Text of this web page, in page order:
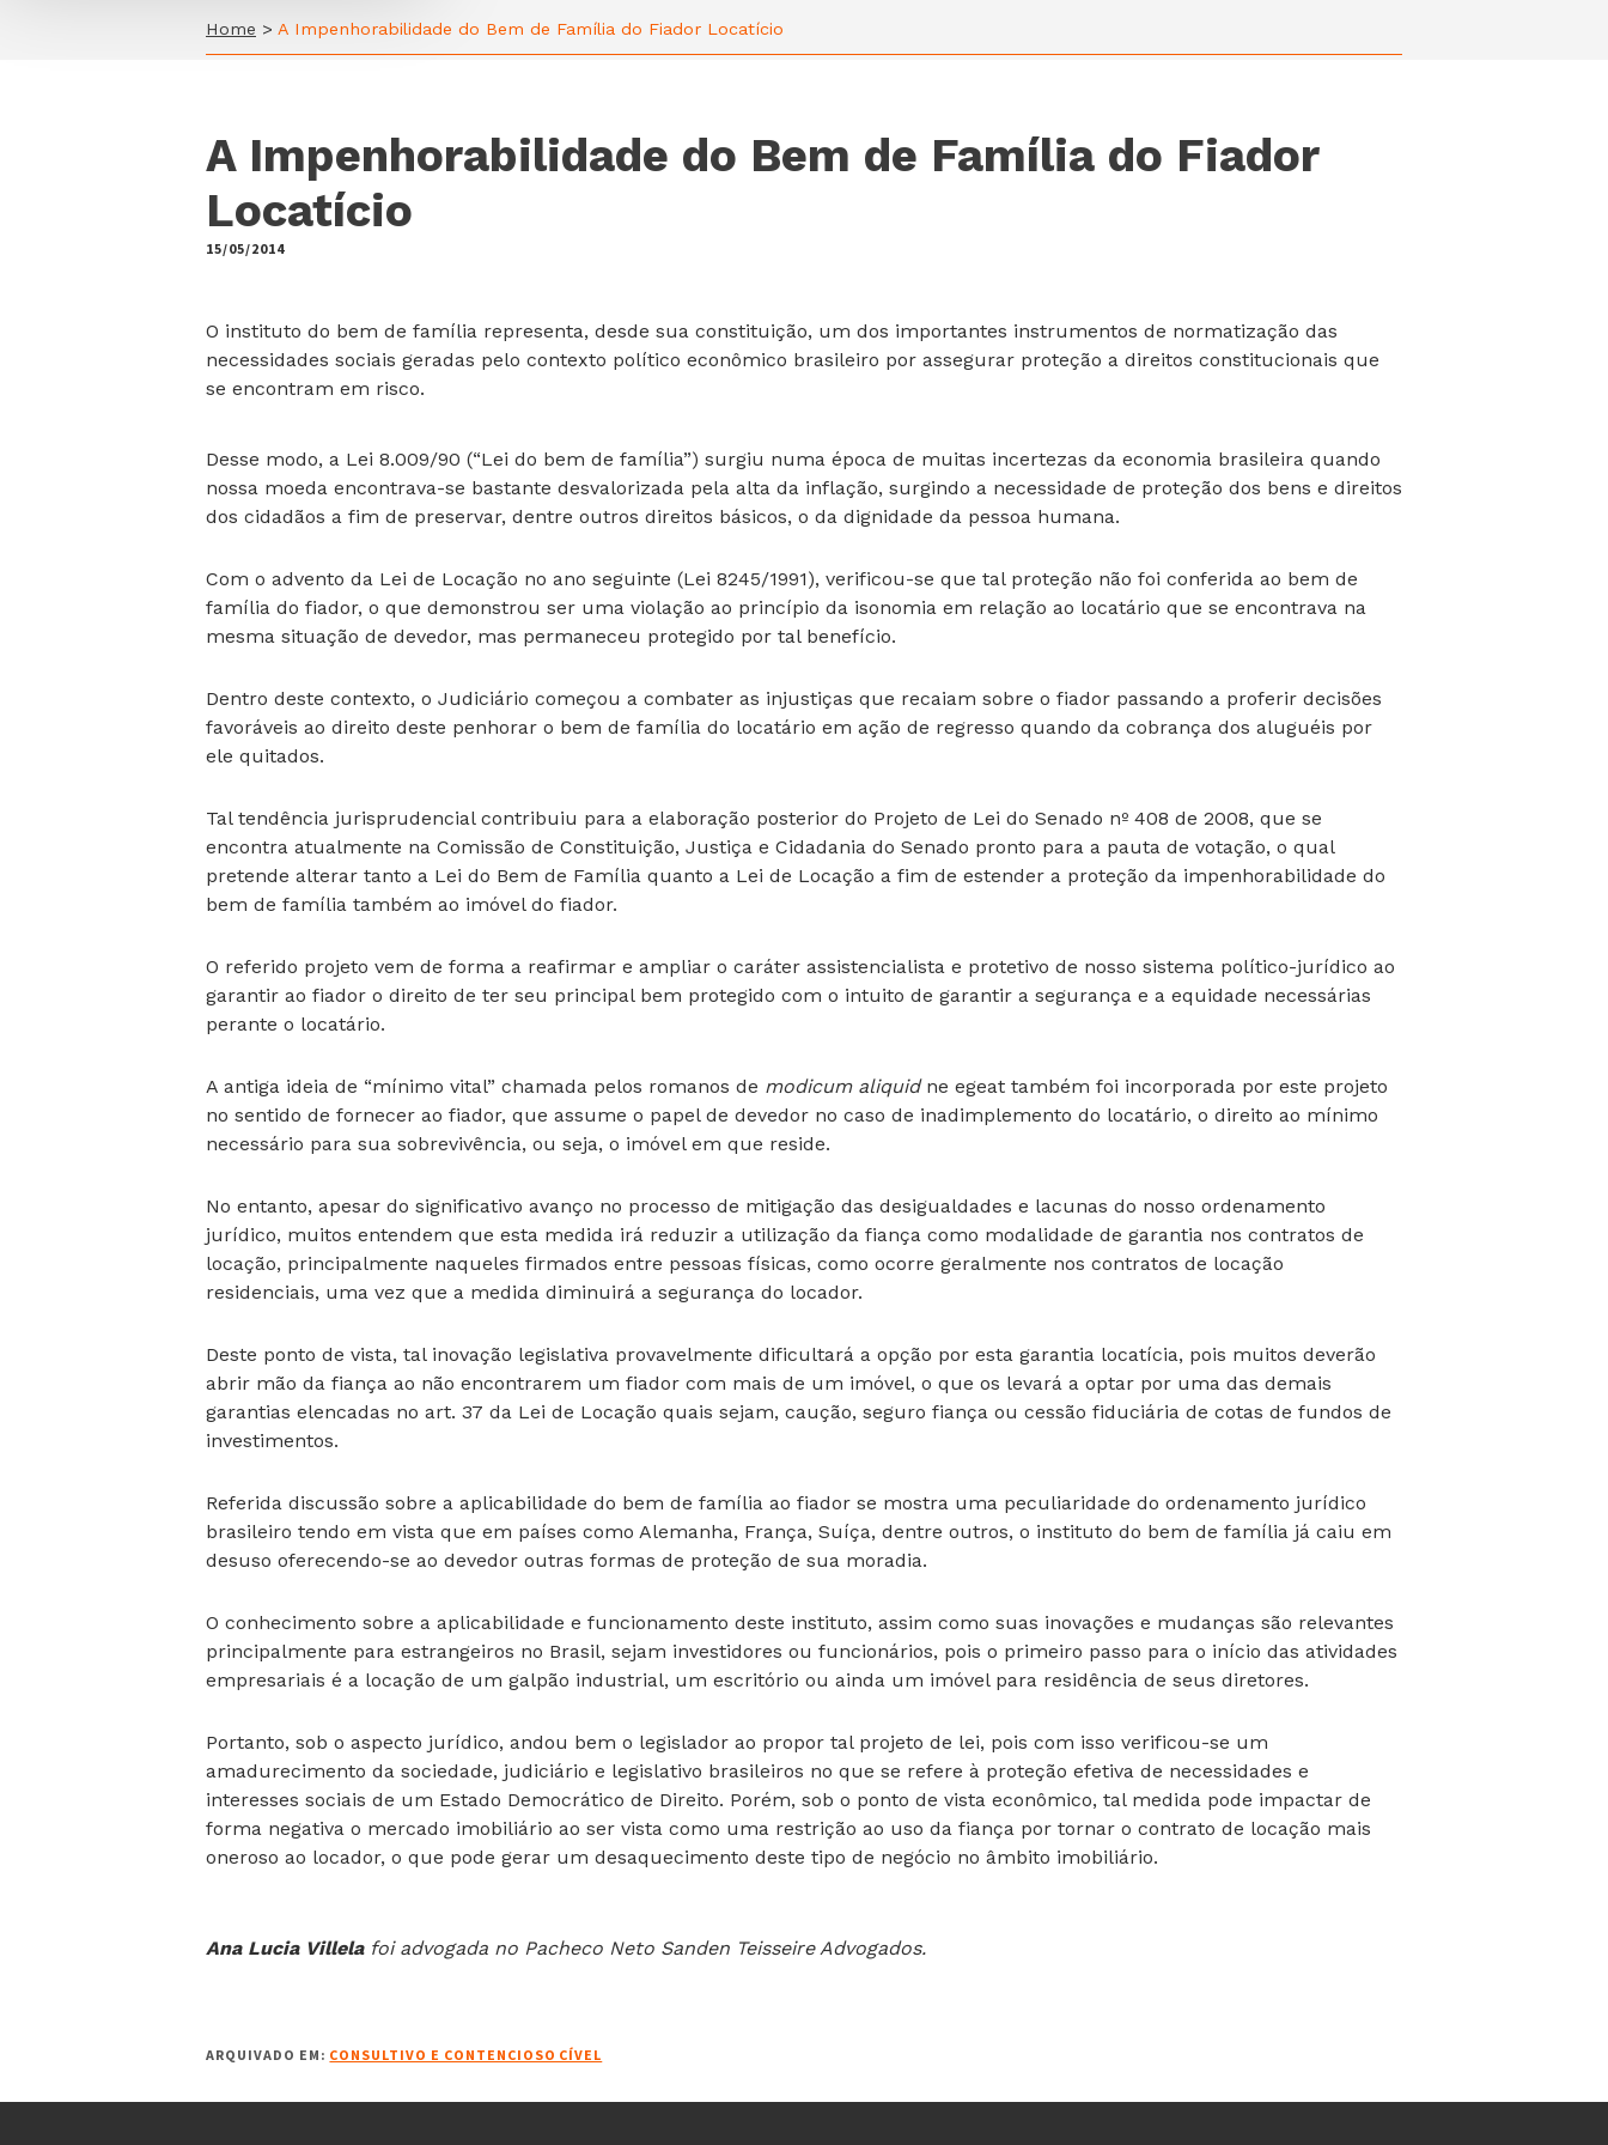
Home > A Impenhorabilidade do Bem de Família do Fiador Locatício
A Impenhorabilidade do Bem de Família do Fiador
Locatício
15/05/2014
O instituto do bem de família representa, desde sua constituição, um dos importantes instrumentos de normatização das
necessidades sociais geradas pelo contexto político econômico brasileiro por assegurar proteção a direitos constitucionais que
se encontram em risco.
Desse modo, a Lei 8.009/90 (“Lei do bem de família”) surgiu numa época de muitas incertezas da economia brasileira quando
nossa moeda encontrava-se bastante desvalorizada pela alta da inflação, surgindo a necessidade de proteção dos bens e direitos
dos cidadãos a fim de preservar, dentre outros direitos básicos, o da dignidade da pessoa humana.
Com o advento da Lei de Locação no ano seguinte (Lei 8245/1991), verificou-se que tal proteção não foi conferida ao bem de
família do fiador, o que demonstrou ser uma violação ao princípio da isonomia em relação ao locatário que se encontrava na
mesma situação de devedor, mas permaneceu protegido por tal benefício.
Dentro deste contexto, o Judiciário começou a combater as injustiças que recaiam sobre o fiador passando a proferir decisões
favoráveis ao direito deste penhorar o bem de família do locatário em ação de regresso quando da cobrança dos aluguéis por
ele quitados.
Tal tendência jurisprudencial contribuiu para a elaboração posterior do Projeto de Lei do Senado nº 408 de 2008, que se
encontra atualmente na Comissão de Constituição, Justiça e Cidadania do Senado pronto para a pauta de votação, o qual
pretende alterar tanto a Lei do Bem de Família quanto a Lei de Locação a fim de estender a proteção da impenhorabilidade do
bem de família também ao imóvel do fiador.
O referido projeto vem de forma a reafirmar e ampliar o caráter assistencialista e protetivo de nosso sistema político-jurídico ao
garantir ao fiador o direito de ter seu principal bem protegido com o intuito de garantir a segurança e a equidade necessárias
perante o locatário.
A antiga ideia de “mínimo vital” chamada pelos romanos de modicum aliquid ne egeat também foi incorporada por este projeto
no sentido de fornecer ao fiador, que assume o papel de devedor no caso de inadimplemento do locatário, o direito ao mínimo
necessário para sua sobrevivência, ou seja, o imóvel em que reside.
No entanto, apesar do significativo avanço no processo de mitigação das desigualdades e lacunas do nosso ordenamento
jurídico, muitos entendem que esta medida irá reduzir a utilização da fiança como modalidade de garantia nos contratos de
locação, principalmente naqueles firmados entre pessoas físicas, como ocorre geralmente nos contratos de locação
residenciais, uma vez que a medida diminuirá a segurança do locador.
Deste ponto de vista, tal inovação legislativa provavelmente dificultará a opção por esta garantia locatícia, pois muitos deverão
abrir mão da fiança ao não encontrarem um fiador com mais de um imóvel, o que os levará a optar por uma das demais
garantias elencadas no art. 37 da Lei de Locação quais sejam, caução, seguro fiança ou cessão fiduciária de cotas de fundos de
investimentos.
Referida discussão sobre a aplicabilidade do bem de família ao fiador se mostra uma peculiaridade do ordenamento jurídico
brasileiro tendo em vista que em países como Alemanha, França, Suíça, dentre outros, o instituto do bem de família já caiu em
desuso oferecendo-se ao devedor outras formas de proteção de sua moradia.
O conhecimento sobre a aplicabilidade e funcionamento deste instituto, assim como suas inovações e mudanças são relevantes
principalmente para estrangeiros no Brasil, sejam investidores ou funcionários, pois o primeiro passo para o início das atividades
empresariais é a locação de um galpão industrial, um escritório ou ainda um imóvel para residência de seus diretores.
Portanto, sob o aspecto jurídico, andou bem o legislador ao propor tal projeto de lei, pois com isso verificou-se um
amadurecimento da sociedade, judiciário e legislativo brasileiros no que se refere à proteção efetiva de necessidades e
interesses sociais de um Estado Democrático de Direito. Porém, sob o ponto de vista econômico, tal medida pode impactar de
forma negativa o mercado imobiliário ao ser vista como uma restrição ao uso da fiança por tornar o contrato de locação mais
oneroso ao locador, o que pode gerar um desaquecimento deste tipo de negócio no âmbito imobiliário.
Ana Lucia Villela foi advogada no Pacheco Neto Sanden Teisseire Advogados.
ARQUIVADO EM: CONSULTIVO E CONTENCIOSO CÍVEL